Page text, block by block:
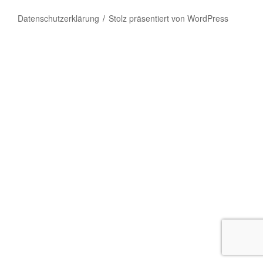
Datenschutzerklärung Stolz präsentiert von WordPress